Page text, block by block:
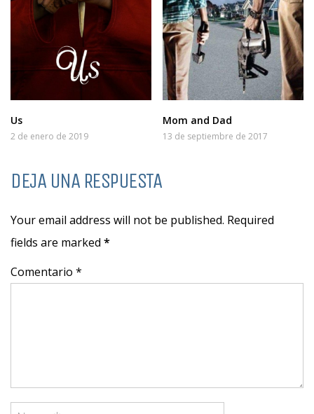
Us
2 de enero de 2019
Mom and Dad
13 de septiembre de 2017
DEJA UNA RESPUESTA
Your email address will not be published. Required
fields are marked *
Comentario *